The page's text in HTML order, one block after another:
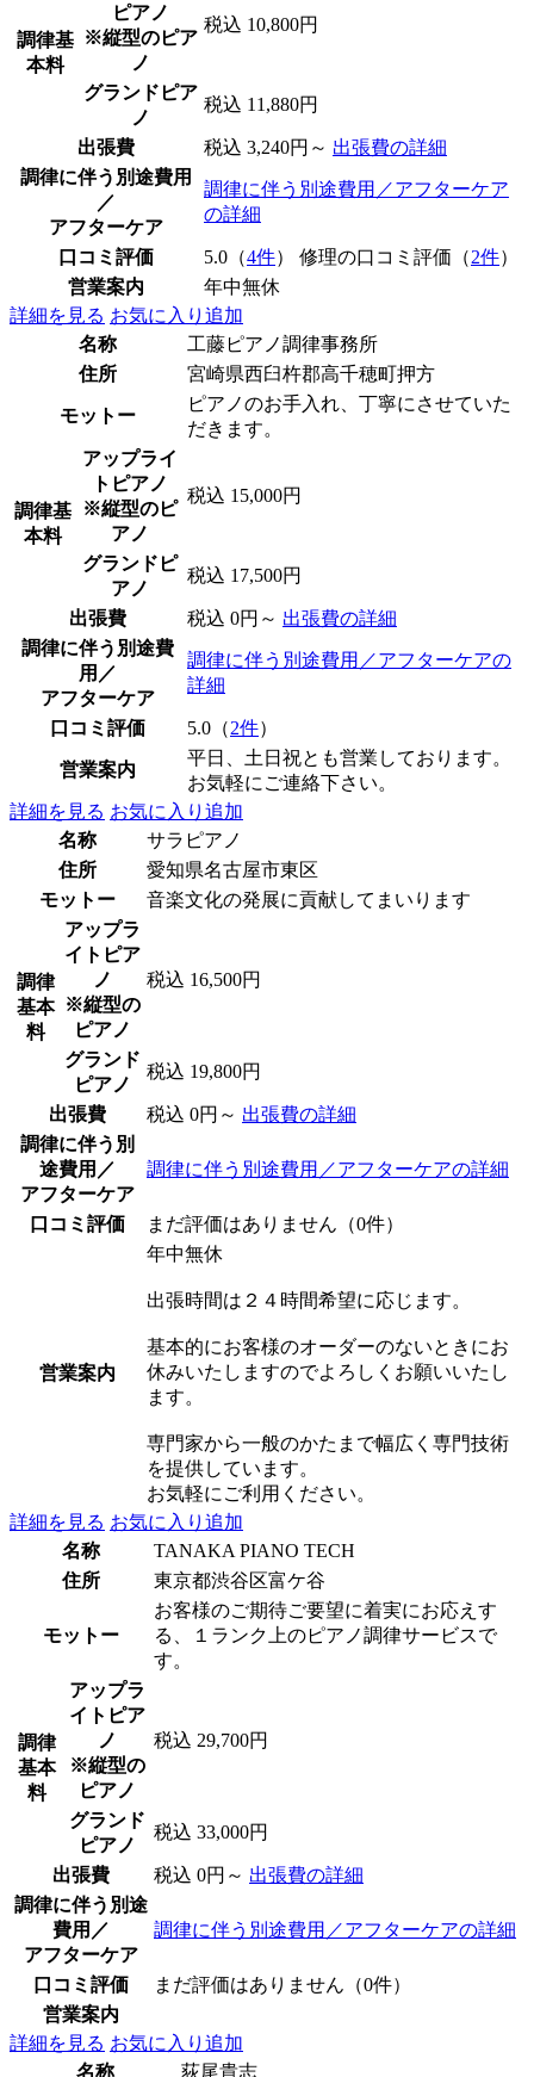
調律基
本料
ピアノ
※縦型のピア
ノ
税込 10,800円
グランドピア
ノ
税込 11,880円
出張費 税込 3,240円～ 出張費の詳細
調律に伴う別途費用
／
アフターケア
調律に伴う別途費用／アフターケア
の詳細
口コミ評価 5.0（4件） 修理の口コミ評価（2件）
営業案内
年中無休
詳細を見る お気に入り追加
名称
工藤ピアノ調律事務所
住所
宮崎県西臼杵郡高千穂町押方
モットー
ピアノのお手入れ、丁寧にさせていた
だきます。
調律基
本料
アップライ
トピアノ
※縦型のピ
アノ
税込 15,000円
グランドピ
アノ
税込 17,500円
出張費 税込 0円～ 出張費の詳細
調律に伴う別途費
用／
アフターケア
調律に伴う別途費用／アフターケアの
詳細
口コミ評価 5.0（2件）
営業案内
平日、土日祝とも営業しております。
お気軽にご連絡下さい。
詳細を見る お気に入り追加
名称
サラピアノ
住所
愛知県名古屋市東区
モットー
音楽文化の発展に貢献してまいります
調律
基本
料
アップラ
イトピア
ノ
※縦型の
ピアノ
税込 16,500円
グランド
ピアノ
税込 19,800円
出張費 税込 0円～ 出張費の詳細
調律に伴う別
途費用／
アフターケア
調律に伴う別途費用／アフターケアの詳細
口コミ評価 まだ評価はありません（0件）
営業案内
年中無休
出張時間は２４時間希望に応じます。
基本的にお客様のオーダーのないときにお
休みいたしますのでよろしくお願いいたし
ます。
専門家から一般のかたまで幅広く専門技術
を提供しています。
お気軽にご利用ください。
詳細を見る お気に入り追加
名称
TANAKA PIANO TECH
住所
東京都渋谷区富ケ谷
モットー
お客様のご期待ご要望に着実にお応えす
る、１ランク上のピアノ調律サービスで
す。
調律
基本
料
アップラ
イトピア
ノ
※縦型の
ピアノ
税込 29,700円
グランド
ピアノ
税込 33,000円
出張費 税込 0円～ 出張費の詳細
調律に伴う別途
費用／
アフターケア
調律に伴う別途費用／アフターケアの詳細
口コミ評価
まだ評価はありません（0件）
営業案内
詳細を見る お気に入り追加
名称
荻尾貴志